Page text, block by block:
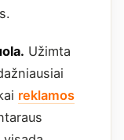
Užimta
reklamos